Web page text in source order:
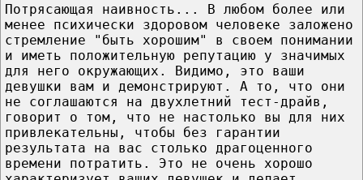
Потрясающая наивность... В любом более или
менее психически здоровом человеке заложено
стремление "быть хорошим" в своем понимании
и иметь положительную репутацию у значимых
для него окружающих. Видимо, это ваши
девушки вам и демонстрируют. А то, что они
не соглашаются на двухлетний тест-драйв,
говорит о том, что не настолько вы для них
привлекательны, чтобы без гарантии
результата на вас столько драгоценного
времени потратить. Это не очень хорошо